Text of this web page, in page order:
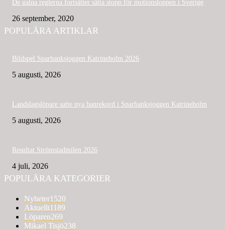
De galna reglerna fortsätter sätta stopp för motionsloppen i Sverige
26 september, 2020
POPULÄRA ARTIKLAR
Bildspel Sparbanksjoggen Katrineholm 2026
5 augusti, 2026
Landslagslöpare satte nya banrekord i Sparbanksjoggen Katrineholm
5 augusti, 2026
Resultat Strömstadmilen 2026
4 juli, 2026
POPULÄRA KATEGORIER
Nyheter1520
Aktuellt1189
Löparen269
Mikael Tisjö238